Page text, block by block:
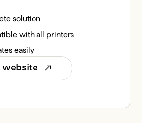
solution
with all printers
easily
website